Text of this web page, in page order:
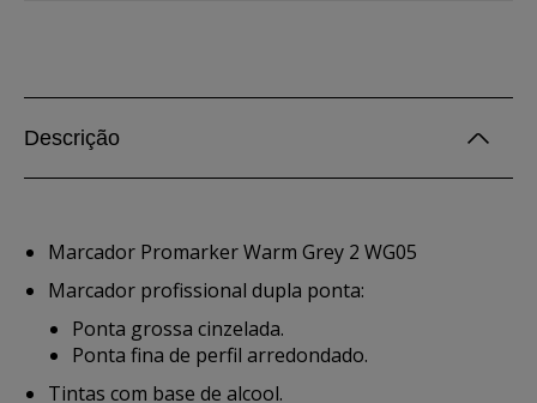
Descrição
Marcador Promarker Warm Grey 2 WG05
Marcador profissional dupla ponta:
Ponta grossa cinzelada.
Ponta fina de perfil arredondado.
Tintas com base de alcool.